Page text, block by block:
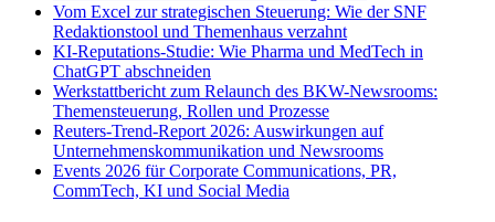
Vom Excel zur strategischen Steuerung: Wie der SNF
Redaktionstool und Themenhaus verzahnt
KI-Reputations-Studie: Wie Pharma und MedTech in
ChatGPT abschneiden
Werkstattbericht zum Relaunch des BKW-Newsrooms:
Themensteuerung, Rollen und Prozesse
Reuters-Trend-Report 2026: Auswirkungen auf
Unternehmenskommunikation und Newsrooms
Events 2026 für Corporate Communications, PR,
CommTech, KI und Social Media